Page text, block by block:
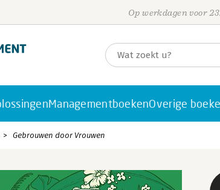
Op werkdagen voor
ManagementboekenOverige
Gebrouwen door Vrouwen